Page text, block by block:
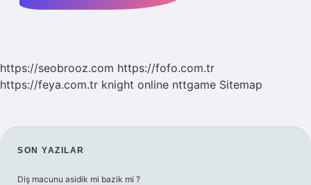
https://seobrooz.com https://fofo.com.tr
https://feya.com.tr knight online nttgame Sitemap
SIDEBAR
SON YAZILAR
Diş macunu asidik mi bazik mi ?